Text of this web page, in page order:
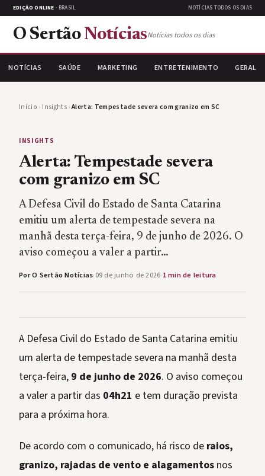
EDIÇÃO ONLINE · BRASIL NOTÍCIAS TODOS OS DIAS
O Sertão NotíciasNotícias todos os dias
NOTÍCIAS SAÚDE MARKETING ENTRETENIMENTO GERAL
Início › Insights›Alerta: Tempestade severa com granizo em SC
INSIGHTS
Alerta: Tempestade severa
com granizo em SC
A Defesa Civil do Estado de Santa Catarina
emitiu um alerta de tempestade severa na
manhã desta terça-feira, 9 de junho de 2026. O
aviso começou a valer a partir…
Por O Sertão Notícias·09 de junho de 2026·1 min de leitura
A Defesa Civil do Estado de Santa Catarina emitiu
um alerta de tempestade severa na manhã desta
terça-feira, 9 de junho de 2026. O aviso começou
a valer a partir das 04h21 e tem duração prevista
para a próxima hora.
De acordo com o comunicado, há risco de raios,
granizo, rajadas de vento e alagamentos nos